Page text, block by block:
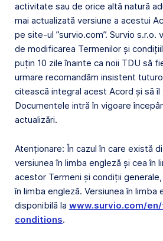
activitate sau de orice altă natură
mai actualizată versiune a acestui
pe site-ul ”survio.com”. Survio s.r.o.
de modificarea Termenilor și
puțin 10 zile înainte ca noii TDU să
urmare recomandăm insistent
citească integral acest Acord și să
Documentele intră în vigoare
actualizări.
Atenționare: În cazul în care există
versiunea în limba engleză și cea în
acestor Termeni și condiții
în limba engleză. Versiunea în limba
disponibilă la www.survio.com/
conditions.